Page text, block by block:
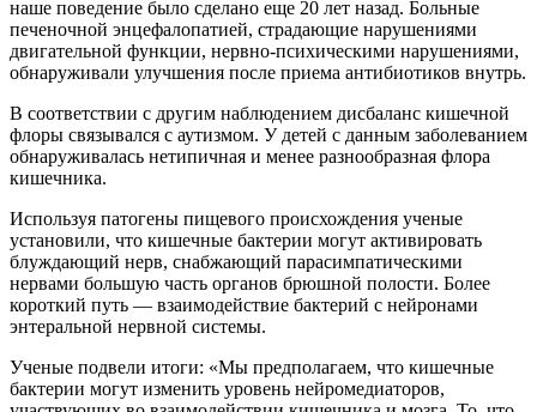
наше поведение было сделано еще 20 лет назад. Больные
печеночной энцефалопатией, страдающие нарушениями
двигательной функции, нервно-психическими нарушениями,
обнаруживали улучшения после приема антибиотиков внутрь.
В соответствии с другим наблюдением дисбаланс кишечной
флоры связывался с аутизмом. У детей с данным заболеванием
обнаруживалась нетипичная и менее разнообразная флора
кишечника.
Используя патогены пищевого происхождения ученые
установили, что кишечные бактерии могут активировать
блуждающий нерв, снабжающий парасимпатическими
нервами большую часть органов брюшной полости. Более
короткий путь — взаимодействие бактерий с нейронами
энтеральной нервной системы.
Ученые подвели итоги: «Мы предполагаем, что кишечные
бактерии могут изменить уровень нейромедиаторов,